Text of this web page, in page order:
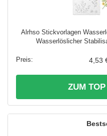
Alrhso Stickvorlagen
Wasserlöslicher
4,53
ZUM